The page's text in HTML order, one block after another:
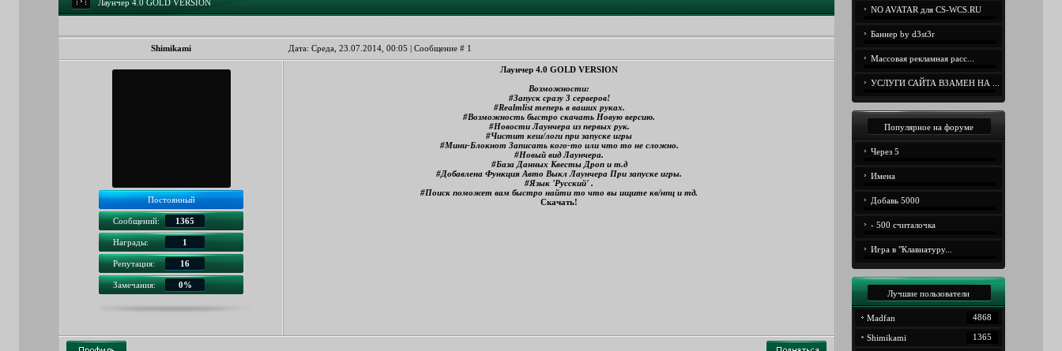
Лаунчер 4.0 GOLD VERSION
Shimikami Дата: Среда, 23.07.2014, 00:05 | Сообщение # 1
Постоянный
Сообщений: 1365
Награды: 1
Репутация: 16
Замечания: 0%
Лаунчер 4.0 GOLD VERSION
Возможности:
#Запуск сразу 3 серверов!
#Realmlist теперь в ваших руках.
#Возможность быстро скачать Новую версию.
#Новости Лаунчера из первых рук.
#Чистит кеш/логи при запуске игры
#Мини-Блокнот Записать кого-то или что то не сложно.
#Новый вид Лаунчера.
#База Данных Квесты Дроп и т.д
#Добавлена Функция Авто Выкл Лаунчера При запуске игры.
#Язык 'Русский' .
#Поиск поможет вам быстро найти то что вы ищите кв/нпц и тд.
Скачать!
NO AVATAR для CS-WCS.RU
Баннер by d3st3r
Массовая рекламная расс...
УСЛУГИ САЙТА ВЗАМЕН НА ...
Популярное на форуме
Через 5
Имена
Добавь 5000
- 500 считалочка
Игра в "Клавиатуру...
Лучшие пользователи
4868
Madfan
1365
Shimikami